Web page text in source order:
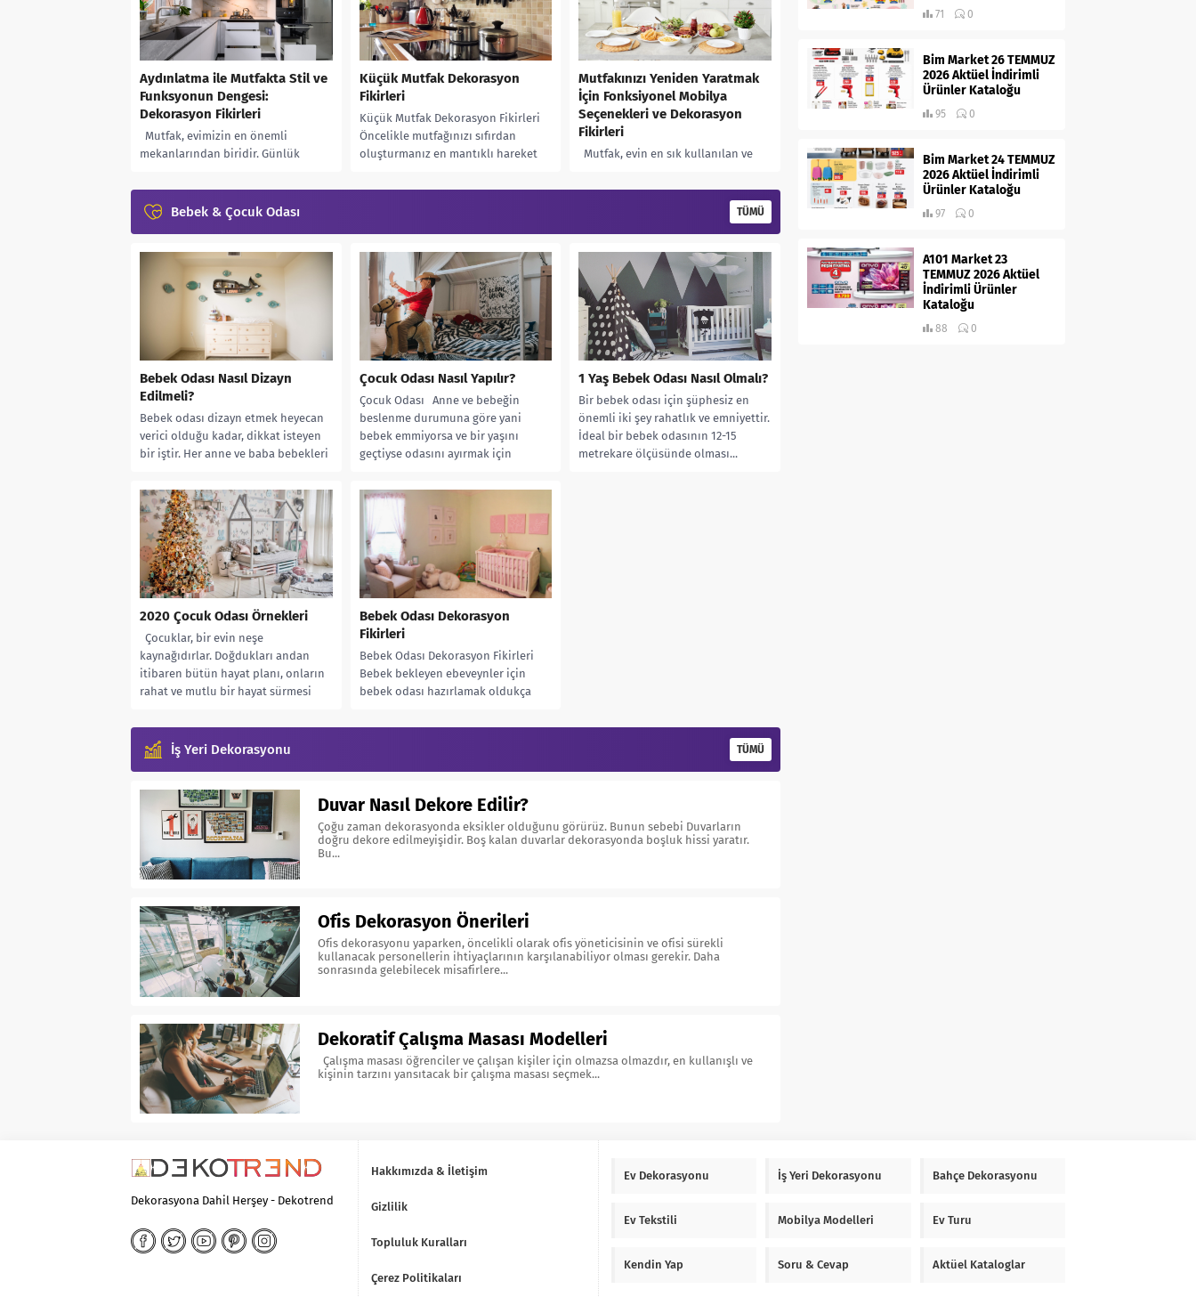
Aydınlatma ile Mutfakta Stil ve
Funksyonun Dengesi:
Dekorasyon Fikirleri
Mutfak, evimizin en önemli
mekanlarından biridir. Günlük
geçirdiğimiz ve aile bireyleriyle
birlikte zaman geçirdiğimiz bir
Küçük Mutfak Dekorasyon
Fikirleri
Küçük Mutfak Dekorasyon Fikirleri
Öncelikle mutfağınızı sıfırdan
oluşturmanız en mantıklı hareket
kaplayan eşyalardan mümkün
Mutfakınızı Yeniden Yaratmak
İçin Fonksiyonel Mobilya
Seçenekleri ve Dekorasyon
Fikirleri
Mutfak, evin en sık kullanılan ve
nedenle mutfak dekorasyonu ve
mobilya seçimi önemlidir. Mobilya
Bebek & Çocuk Odası TÜMÜ
Bebek Odası Nasıl Dizayn
Edilmeli?
Bebek odası dizayn etmek heyecan
verici olduğu kadar, dikkat isteyen
bir iştir. Her anne ve baba bebekleri
Çocuk Odası Nasıl Yapılır?
Çocuk Odası Anne ve bebeğin
beslenme durumuna göre yani
bebek emmiyorsa ve bir yaşını
geçtiyse odasını ayırmak için
1 Yaş Bebek Odası Nasıl Olmalı?
Bir bebek odası için şüphesiz en
önemli iki şey rahatlık ve emniyettir.
İdeal bir bebek odasının 12-15
metrekare ölçüsünde olması...
2020 Çocuk Odası Örnekleri
Çocuklar, bir evin neşe
kaynağıdırlar. Doğdukları andan
itibaren bütün hayat planı, onların
rahat ve mutlu bir hayat sürmesi
Bebek Odası Dekorasyon
Fikirleri
Bebek Odası Dekorasyon Fikirleri
Bebek bekleyen ebeveynler için
bebek odası hazırlamak oldukça
rahat edeceği...
İş Yeri Dekorasyonu TÜMÜ
Duvar Nasıl Dekore Edilir?
Çoğu zaman dekorasyonda eksikler olduğunu görürüz. Bunun sebebi Duvarların
doğru dekore edilmeyişidir. Boş kalan duvarlar dekorasyonda boşluk hissi yaratır.
Bu...
Ofis Dekorasyon Önerileri
Ofis dekorasyonu yaparken, öncelikli olarak ofis yöneticisinin ve ofisi sürekli
kullanacak personellerin ihtiyaçlarının karşılanabiliyor olması gerekir. Daha
sonrasında gelebilecek misafirlere...
Dekoratif Çalışma Masası Modelleri
Çalışma masası öğrenciler ve çalışan kişiler için olmazsa olmazdır, en kullanışlı ve
kişinin tarzını yansıtacak bir çalışma masası seçmek...
71 0
Bim Market 26 TEMMUZ
2026 Aktüel İndirimli
Ürünler Kataloğu
95 0
Bim Market 24 TEMMUZ
2026 Aktüel İndirimli
Ürünler Kataloğu
97 0
A101 Market 23
TEMMUZ 2026 Aktüel
İndirimli Ürünler
Kataloğu
88 0
Dekorasyona Dahil Herşey - Dekotrend
Hakkımızda & İletişim
Gizlilik
Topluluk Kuralları
Çerez Politikaları
Ev Dekorasyonu İş Yeri Dekorasyonu Bahçe Dekorasyonu
Ev Tekstili Mobilya Modelleri Ev Turu
Kendin Yap Soru & Cevap Aktüel Kataloglar